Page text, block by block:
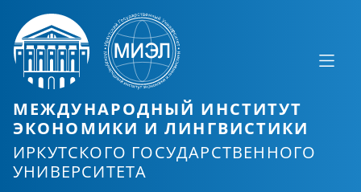
МЕЖДУНАРОДНЫЙ ИНСТИТУТ
ЭКОНОМИКИ И ЛИНГВИСТИКИ
ИРКУТСКОГО ГОСУДАРСТВЕННОГО
УНИВЕРСИТЕТА